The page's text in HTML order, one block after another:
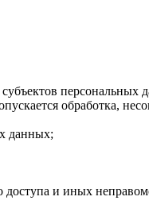
персональных
обработка,
данных;
и иных